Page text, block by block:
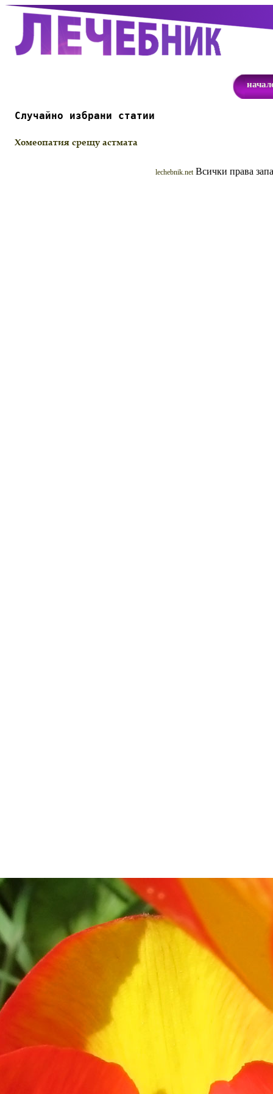
Случайно избрани статии
Хомеопатия срещу астмата
lechebnik.net Всички права